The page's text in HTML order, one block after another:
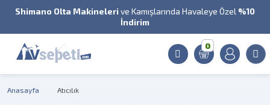
Shimano Olta Makinelerive Kamışlarında Havaleye Özel %10
İndirim
0
Anasayfa Atıcılık